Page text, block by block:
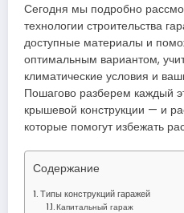
Сегодня мы подробно
технологии строительства
доступные материалы и
оптимальным вариантом,
климатические условия и
Пошагово разберем каждый
крышевой конструкции — и
которые помогут избежать
Содержание
Типы конструкций гаражей
Капитальный гараж